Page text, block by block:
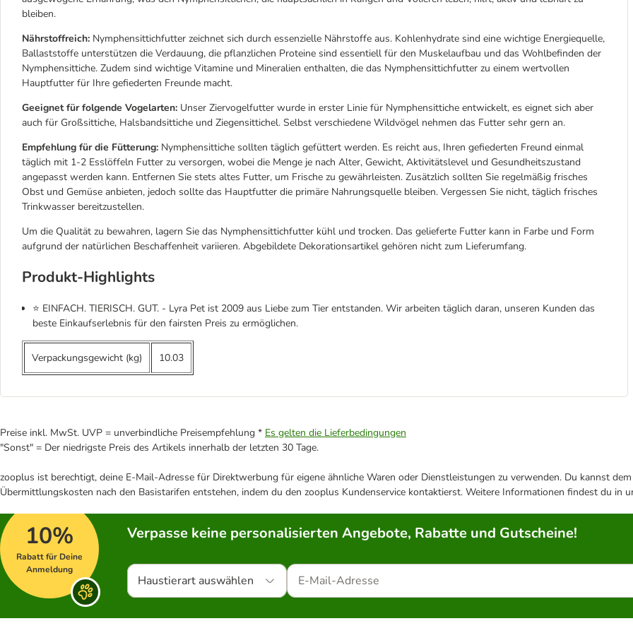
bleiben.
Nährstoffreich: Nymphensittichfutter zeichnet sich durch essenzielle Nährstoffe aus. Kohlenhydrate sind eine wichtige Energiequelle,
Ballaststoffe unterstützen die Verdauung, die pflanzlichen Proteine sind essentiell für den Muskelaufbau und das Wohlbefinden der
Nymphensittiche. Zudem sind wichtige Vitamine und Mineralien enthalten, die das Nymphensittichfutter zu einem wertvollen
Hauptfutter für Ihre gefiederten Freunde macht.
Geeignet für folgende Vogelarten: Unser Ziervogelfutter wurde in erster Linie für Nymphensittiche entwickelt, es eignet sich aber
auch für Großsittiche, Halsbandsittiche und Ziegensittichel. Selbst verschiedene Wildvögel nehmen das Futter sehr gern an.
Empfehlung für die Fütterung: Nymphensittiche sollten täglich gefüttert werden. Es reicht aus, Ihren gefiederten Freund einmal
täglich mit 1-2 Esslöffeln Futter zu versorgen, wobei die Menge je nach Alter, Gewicht, Aktivitätslevel und Gesundheitszustand
angepasst werden kann. Entfernen Sie stets altes Futter, um Frische zu gewährleisten. Zusätzlich sollten Sie regelmäßig frisches
Obst und Gemüse anbieten, jedoch sollte das Hauptfutter die primäre Nahrungsquelle bleiben. Vergessen Sie nicht, täglich frisches
Trinkwasser bereitzustellen.
Um die Qualität zu bewahren, lagern Sie das Nymphensittichfutter kühl und trocken. Das gelieferte Futter kann in Farbe und Form
aufgrund der natürlichen Beschaffenheit variieren. Abgebildete Dekorationsartikel gehören nicht zum Lieferumfang.
Produkt-Highlights
⭐ EINFACH. TIERISCH. GUT. - Lyra Pet ist 2009 aus Liebe zum Tier entstanden. Wir arbeiten täglich daran, unseren Kunden das
beste Einkaufserlebnis für den fairsten Preis zu ermöglichen.
Verpackungsgewicht (kg) 10.03
Preise inkl. MwSt. UVP = unverbindliche Preisempfehlung * Es gelten die Lieferbedingungen
"Sonst" = Der niedrigste Preis des Artikels innerhalb der letzten 30 Tage.
zooplus ist berechtigt, deine E-Mail-Adresse für Direktwerbung für eigene ähnliche Waren oder Dienstleistungen zu verwenden. Du kannst
Übermittlungskosten nach den Basistarifen entstehen, indem du den zooplus Kundenservice kontaktierst. Weitere Informationen findest du in
10%
Rabatt für Deine
Anmeldung
Verpasse keine personalisierten Angebote, Rabatte und Gutscheine!
Haustierart auswählen